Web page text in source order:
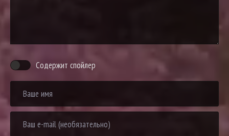
Содержит спойлер